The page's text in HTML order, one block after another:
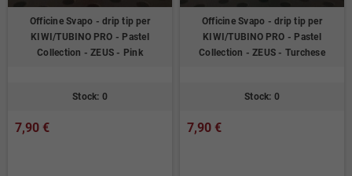
Officine Svapo - drip tip per
KIWI/TUBINO PRO - Pastel
Collection - ZEUS - Pink
Stock: 0
7,90 €
Officine Svapo - drip tip per
KIWI/TUBINO PRO - Pastel
Collection - ZEUS - Turchese
Stock: 0
7,90 €